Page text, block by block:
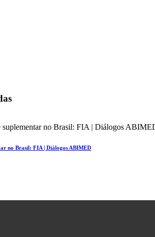
no Brasil: FIA | Diálogos ABIMED